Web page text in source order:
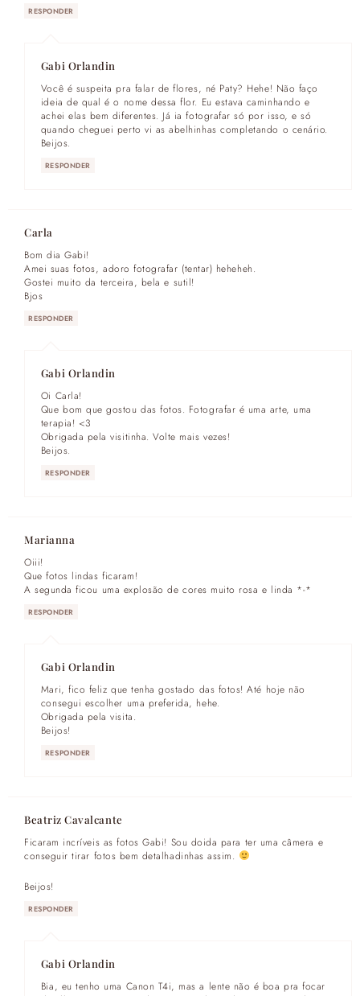
RESPONDER
Gabi Orlandin
Você é suspeita pra falar de flores, né Paty? Hehe! Não faço
ideia de qual é o nome dessa flor. Eu estava caminhando e
achei elas bem diferentes. Já ia fotografar só por isso, e só
quando cheguei perto vi as abelhinhas completando o cenário.
Beijos.
RESPONDER
Carla
Bom dia Gabi!
Amei suas fotos, adoro fotografar (tentar) heheheh.
Gostei muito da terceira, bela e sutil!
Bjos
RESPONDER
Gabi Orlandin
Oi Carla!
Que bom que gostou das fotos. Fotografar é uma arte, uma
terapia! <3
Obrigada pela visitinha. Volte mais vezes!
Beijos.
RESPONDER
Marianna
Oiii!
Que fotos lindas ficaram!
A segunda ficou uma explosão de cores muito rosa e linda *-*
RESPONDER
Gabi Orlandin
Mari, fico feliz que tenha gostado das fotos! Até hoje não
consegui escolher uma preferida, hehe.
Obrigada pela visita.
Beijos!
RESPONDER
Beatriz Cavalcante
Ficaram incríveis as fotos Gabi! Sou doida para ter uma câmera e
conseguir tirar fotos bem detalhadinhas assim.
Beijos!
RESPONDER
Gabi Orlandin
Bia, eu tenho uma Canon T4i, mas a lente não é boa pra focar